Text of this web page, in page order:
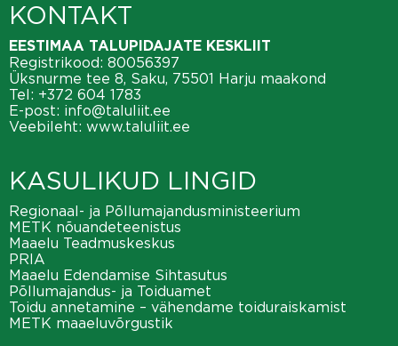
KONTAKT
EESTIMAA TALUPIDAJATE KESKLIIT
Registrikood: 80056397
Üksnurme tee 8, Saku, 75501 Harju maakond
Tel: +372 604 1783
E-post: info@taluliit.ee
Veebileht: www.taluliit.ee
KASULIKUD LINGID
Regionaal- ja Põllumajandusministeerium
METK nõuandeteenistus
Maaelu Teadmuskeskus
PRIA
Maaelu Edendamise Sihtasutus
Põllumajandus- ja Toiduamet
Toidu annetamine – vähendame toiduraiskamist
METK maaeluvõrgustik